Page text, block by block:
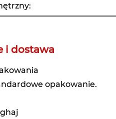
i dostawa
opakowanie.